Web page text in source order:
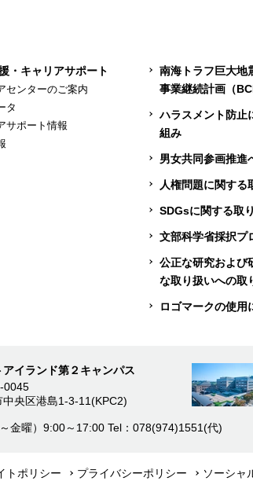
・キャリアサポート
センターのご案内
タ
サポート情報
南海トラフ巨大地
事業継続計画（
ハラスメント防止
組み
男女共同参画推進
人権問題に関する
SDGsに関する取
文部科学省採択プ
公正な研究および
な取り扱いへの取
ロゴマークの使用
アイランド第２キャンパス
0045
中央区港島1-3-11(KPC2)
金曜）9:00～17:00 Tel：078(974)1551(代)
トポリシー プライバシーポリシー ソーシャ